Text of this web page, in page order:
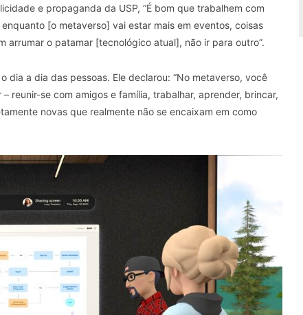
e propaganda da USP, “É bom que trabalhem com
[o metaverso] vai estar mais em eventos, coisas
arrumar o patamar [tecnológico atual], não ir para outro”.
a dia das pessoas. Ele declarou: “No metaverso, você
reunir-se com amigos e família, trabalhar, aprender, brincar,
novas que realmente não se encaixam em como